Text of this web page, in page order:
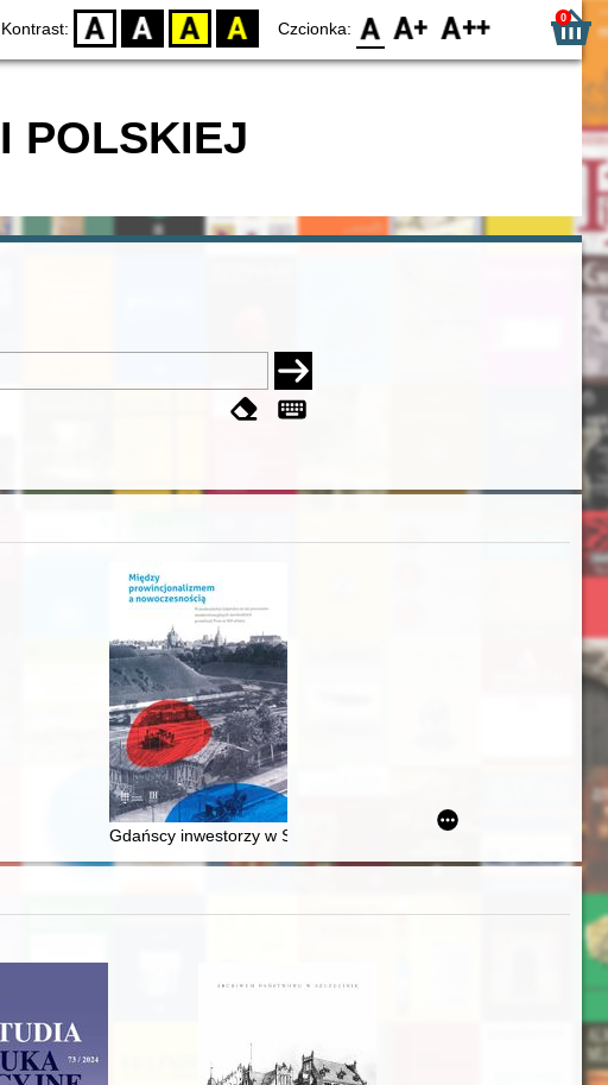
Kontrast: D BW YB BY Czcionka: F0 F1 F2 0
POLSKIEJ
z rodu ŚlązakaGdańscy inwestorzy w Sopocie : prestiż finansowy i towarzyski